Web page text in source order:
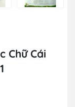
Chữ Cái